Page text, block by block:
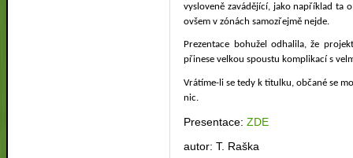
vysloveně zavádějící, jako například ta
ovšem v zónách samozřejmě nejde.
Prezentace bohužel odhalila, že
přinese velkou spoustu komplikací s
Vrátíme-li se tedy k titulku, občané se
nic.
Presentace:ZDE
autor: T. Raška